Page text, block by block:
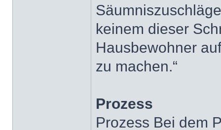
keinem dieser
Hausbewohner
zu machen.“
Prozess
Prozess Bei dem